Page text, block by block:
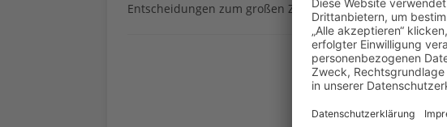
Entscheidungen zum großen Ziel „Nachhaltigkeit im[…]